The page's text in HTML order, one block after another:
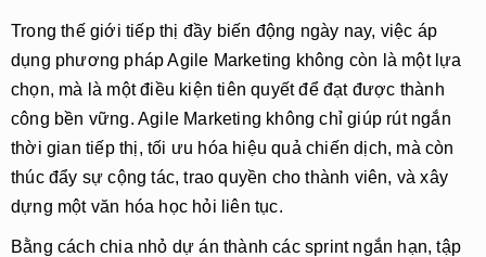
Trong thế giới tiếp thị đầy biến động ngày nay, việc áp
dụng phương pháp Agile Marketing không còn là một lựa
chọn, mà là một điều kiện tiên quyết để đạt được thành
công bền vững. Agile Marketing không chỉ giúp rút ngắn
thời gian tiếp thị, tối ưu hóa hiệu quả chiến dịch, mà còn
thúc đẩy sự cộng tác, trao quyền cho thành viên, và xây
dựng một văn hóa học hỏi liên tục.
Bằng cách chia nhỏ dự án thành các sprint ngắn hạn, tập